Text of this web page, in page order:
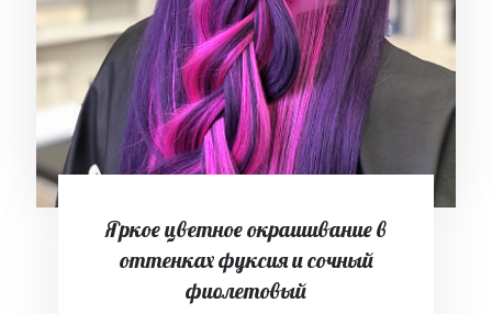
Яркое цветное окрашивание в
оттенках фуксия и сочный
фиолетовый